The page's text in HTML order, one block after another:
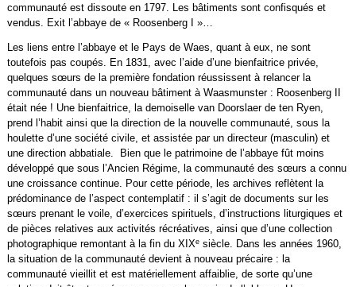
communauté est dissoute en 1797. Les bâtiments sont confisqués et
vendus. Exit l’abbaye de « Roosenberg I »…
Les liens entre l’abbaye et le Pays de Waes, quant à eux, ne sont
toutefois pas coupés. En 1831, avec l’aide d’une bienfaitrice privée,
quelques sœurs de la première fondation réussissent à relancer la
communauté dans un nouveau bâtiment à Waasmunster : Roosenberg II
était née ! Une bienfaitrice, la demoiselle van Doorslaer de ten Ryen,
prend l’habit ainsi que la direction de la nouvelle communauté, sous la
houlette d’une société civile, et assistée par un directeur (masculin) et
une direction abbatiale. Bien que le patrimoine de l’abbaye fût moins
développé que sous l’Ancien Régime, la communauté des sœurs a connu
une croissance continue. Pour cette période, les archives reflètent la
prédominance de l’aspect contemplatif : il s’agit de documents sur les
sœurs prenant le voile, d’exercices spirituels, d’instructions liturgiques et
de pièces relatives aux activités récréatives, ainsi que d’une collection
photographique remontant à la fin du XIXesiècle. Dans les années 1960,
la situation de la communauté devient à nouveau précaire : la
communauté vieillit et est matériellement affaiblie, de sorte qu’une